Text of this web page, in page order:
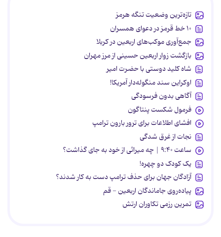
تازه‌ترین وضعیت تنگه هرمز
۱۰ خط قرمز در دعوای همسران
جمع‌آوری موکب‌های اربعین در کربلا
بازگشت زوار اربعین حسینی از مرز مهران
شاه کلید دوستی با حضرت امیر
اوکراین سند منگوله‌دار آمریکا!
آگاهی بدون فرسودگی
فرمول شکست پنتاگون
افشای اطلاعات برای ترور بارون ترامپ
نجات از غرق شدگی
ساعت ۹:۴۰ | چه میراثی از خود به جای گذاشت؟
یک کودک دو چهره!
آزادگان جهان برای حذف ترامپ دست به کار شدند؟
پیاده‌روی جاماندگان اربعین - قم
تمرین رزمی تکاوران ارتش